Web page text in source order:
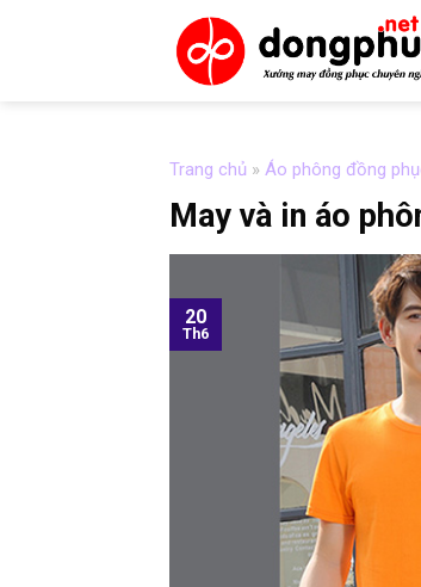
Trang chủ » Áo phông đồng
May và in áo
20
Th6